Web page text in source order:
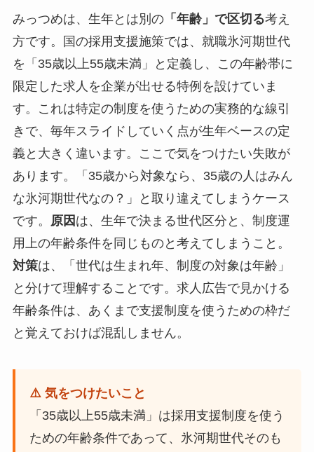
みっつめは、生年とは別の「年齢」で区切る考え
方です。国の採用支援施策では、就職氷河期世代
を「35歳以上55歳未満」と定義し、この年齢帯に
限定した求人を企業が出せる特例を設けていま
す。これは特定の制度を使うための実務的な線引
きで、毎年スライドしていく点が生年ベースの定
義と大きく違います。ここで気をつけたい失敗が
あります。「35歳から対象なら、35歳の人はみん
な氷河期世代なの？」と取り違えてしまうケース
です。 原因 は、生年で決まる世代区分と、制度運
用上の年齢条件を同じものと考えてしまうこと。
対策は、「世代は生まれ年、制度の対象は年齢」
と分けて理解することです。求人広告で見かける
年齢条件は、あくまで支援制度を使うための枠だ
と覚えておけば混乱しません。
⚠️ 気をつけたいこと
「35歳以上55歳未満」は採用支援制度を使う
ための年齢条件であって、氷河期世代そのも